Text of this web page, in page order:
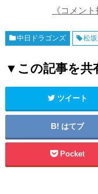
《コメン
中日ドラゴンズ 松
▼この記事を共
ツイート
はてブ
Pocket